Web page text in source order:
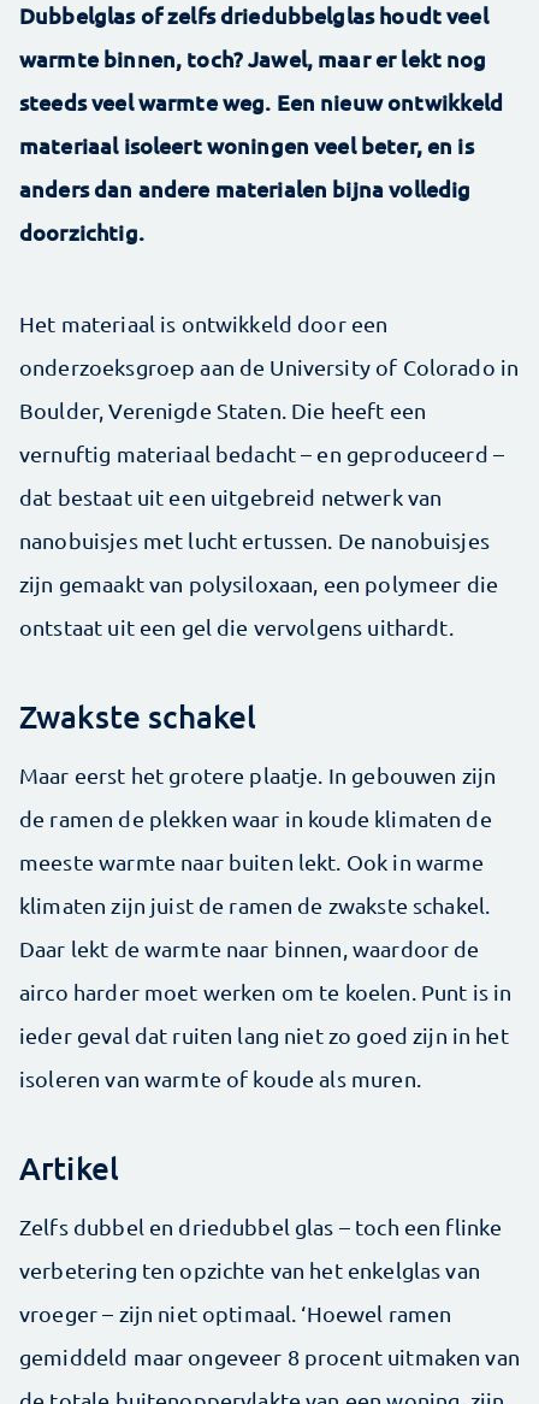
Dubbelglas of zelfs driedubbelglas houdt veel
warmte binnen, toch? Jawel, maar er lekt nog
steeds veel warmte weg. Een nieuw ontwikkeld
materiaal isoleert woningen veel beter, en is
anders dan andere materialen bijna volledig
doorzichtig.
Het materiaal is ontwikkeld door een
onderzoeksgroep aan de University of Colorado in
Boulder, Verenigde Staten. Die heeft een
vernuftig materiaal bedacht – en geproduceerd –
dat bestaat uit een uitgebreid netwerk van
nanobuisjes met lucht ertussen. De nanobuisjes
zijn gemaakt van polysiloxaan, een polymeer die
ontstaat uit een gel die vervolgens uithardt.
Zwakste schakel
Maar eerst het grotere plaatje. In gebouwen zijn
de ramen de plekken waar in koude klimaten de
meeste warmte naar buiten lekt. Ook in warme
klimaten zijn juist de ramen de zwakste schakel.
Daar lekt de warmte naar binnen, waardoor de
airco harder moet werken om te koelen. Punt is in
ieder geval dat ruiten lang niet zo goed zijn in het
isoleren van warmte of koude als muren.
Artikel
Zelfs dubbel en driedubbel glas – toch een flinke
verbetering ten opzichte van het enkelglas van
vroeger – zijn niet optimaal. ‘Hoewel ramen
gemiddeld maar ongeveer 8 procent uitmaken van